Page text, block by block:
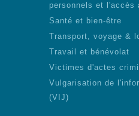
personnels et l'accès
Santé et bien-être
Transport, voyage &
Travail et bénévolat
Victimes d'actes
Vulgarisation de
(VIJ)